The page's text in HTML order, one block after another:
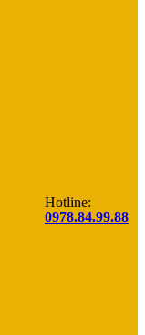
Hotline:
0978.84.99.88